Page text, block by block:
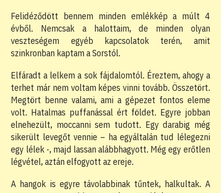
Felidéződött bennem minden emlékkép a múlt 4
évből. Nemcsak a halottaim, de minden olyan
veszteségem egyéb kapcsolatok terén, amit
szinkronban kaptam a Sorstól.
Elfáradt a lelkem a sok fájdalomtól. Éreztem, ahogy a
terhet már nem voltam képes vinni tovább. Összetört.
Megtört benne valami, ami a gépezet fontos eleme
volt. Hatalmas puffanással ért földet. Egyre jobban
elnehezült, moccanni sem tudott. Egy darabig még
sikerült levegőt vennie – ha egyáltalán tud lélegezni
egy lélek -, majd lassan alábbhagyott. Még egy erőtlen
légvétel, aztán elfogyott az ereje.
A hangok is egyre távolabbinak tűntek, halkultak. A